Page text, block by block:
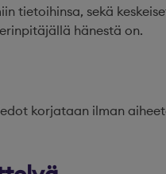
tietoihinsa, sekä
hänestä on.
korjataan ilman